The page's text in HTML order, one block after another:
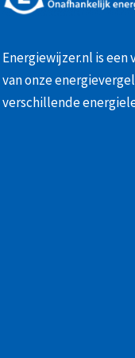
Energiewijzer.nl is
van onze
verschillende